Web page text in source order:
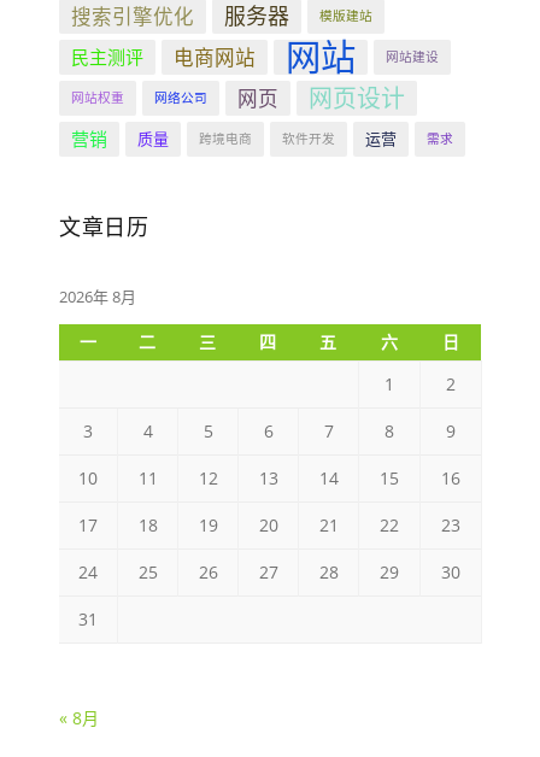
搜索引擎优化 服务器 模版建站
民主测评 电商网站 网站 网站建设
网站权重 网络公司 网页 网页设计
营销 质量 跨境电商 软件开发 运营 需求
文章日历
2026年 8月
一 二 三 四 五 六
日
1
2
3 4 5 6 7 8 9
10 11 12 13 14 15 16
17 18 19 20 21 22 23
24 25 26 27 28 29 30
31
« 8月